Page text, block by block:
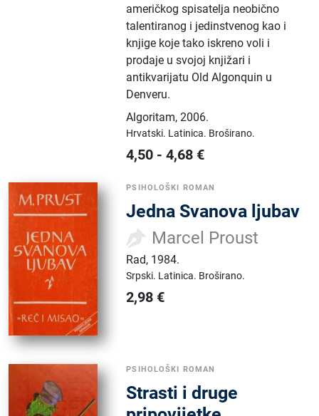
američkog spisatelja neobično
talentiranog i jedinstvenog kao i
knjige koje tako iskreno voli i
prodaje u svojoj knjižari i
antikvarijatu Old Algonquin u
Denveru.
Algoritam,2006.
Hrvatski. Latinica. Broširano.
4,50 -4,68 €
PSIHOLOŠKI ROMAN
Jedna Svanova ljubav
Marcel Proust
Rad, 1984.
Srpski. Latinica. Broširano.
2,98 €
PSIHOLOŠKI ROMAN
Strasti i druge